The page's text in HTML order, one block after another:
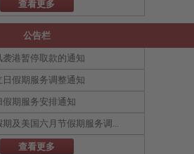
查看更多
公告栏
袭港暂停取款的通知
日假期服务调整通知
假期服务安排通知
期及美国六月节假期服务调...
查看更多